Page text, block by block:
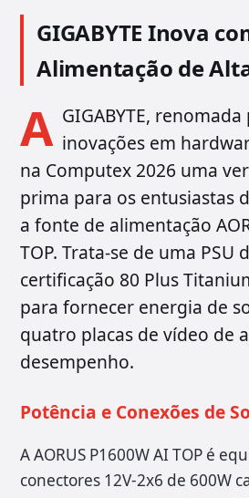
GIGABYTE Inova
Alimentação de
A GIGABYTE,
inovações em
na Computex 2026 uma
prima para os entusiastas
a fonte de alimentação
TOP. Trata-se de uma PSU
certificação 80 Plus
para fornecer energia de
quatro placas de vídeo de
desempenho.
Potência e Conexões de
A AORUS P1600W AI TOP é
conectores 12V-2x6 de 600W